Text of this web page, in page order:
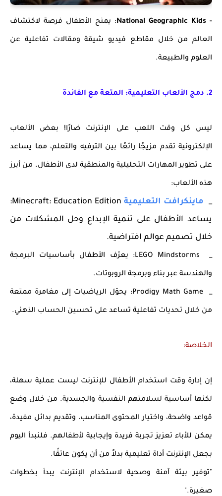
- National Geographic Kids : يمنح الأطفال فرصة لاكتشاف
العالم من خلال مقاطع فيديو شيقة ومقالات تفاعلية عن
العلوم والطبيعة.
2. دمج الألعاب التعليمية: المتعة مع الفائدة
ليس كل وقت اللعب على الإنترنت ضارًا! بعض الألعاب
الإلكترونية تقدم مزيجًا رائعًا بين الترفيه والتعلم، مما يساعد
على تطوير المهارات التحليلية والمنطقية لدى الأطفال. من أبرز
هذه الألعاب:
_ ماينكرافت التعليمية
Minecraft: Education Edition:
يساعد الأطفال على تنمية الإبداع وحل المشكلات من
خلال تصميم عوالم افتراضية.
_ LEGO Mindstorms: يعرّف الأطفال بأساسيات البرمجة
والهندسة عبر بناء وبرمجة الروبوتات.
_ Prodigy Math Game: يحوّل الرياضيات إلى مغامرة ممتعة
من خلال تحديات تفاعلية تساعد على تحسين الحساب الذهني.
الخلاصة:
إن إدارة وقت استخدام الأطفال للإنترنت ليست عملية سهلة،
لكنها أساسية لسلامتهم النفسية والجسدية. من خلال وضع
قواعد واضحة، واختيار المحتوى المناسب، وتقديم بدائل مفيدة،
يمكن للأباء تعزيز تجربة فريدة وإيجابية لأطفالهم. فلنبدأ اليوم
بجعل الإنترنت أداة تعليمية بدلاً من أن يكون عائقًا.
"توفير بيئة آمنة وصحية لاستخدام الإنترنت يبدأ بخطوات
صغيرة."